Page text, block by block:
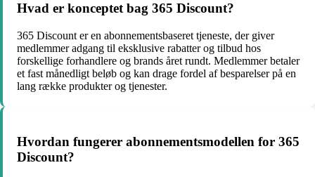
Hvad er konceptet bag 365 Discount?
365 Discount er en abonnementsbaseret tjeneste, der giver
medlemmer adgang til eksklusive rabatter og tilbud hos
forskellige forhandlere og brands året rundt. Medlemmer betaler
et fast månedligt beløb og kan drage fordel af besparelser på en
lang række produkter og tjenester.
Hvordan fungerer abonnementsmodellen for 365
Discount?